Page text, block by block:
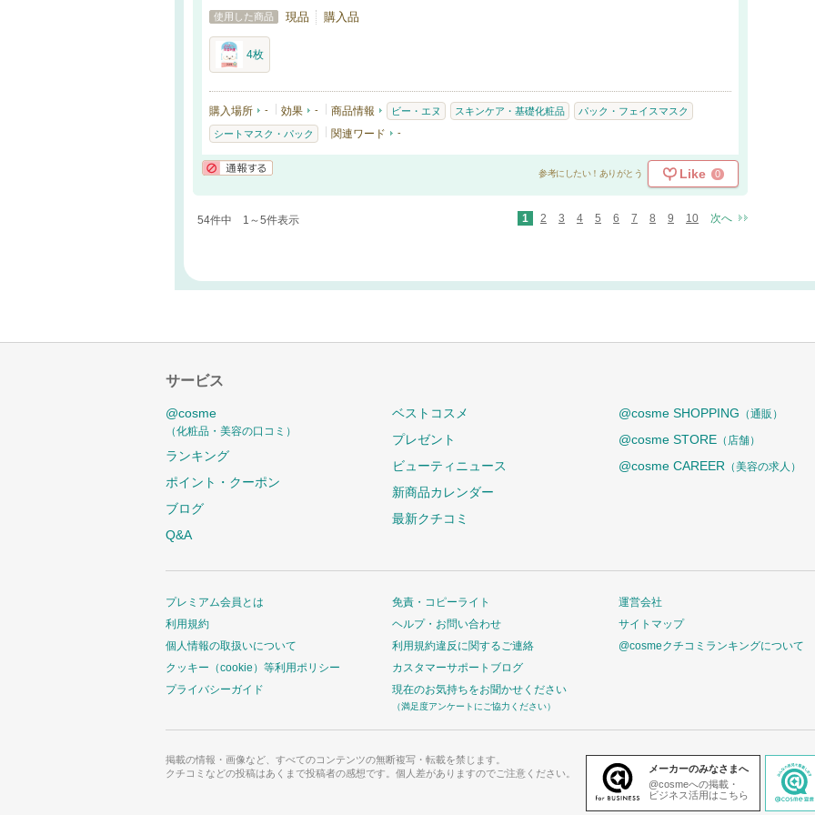
使用した商品 現品 購入品
4枚
購入場所 - 効果 - 商品情報 ビー・エヌ スキンケア・基礎化粧品 パック・フェイスマスク
シートマスク・パック 関連ワード -
参考にしたい！ありがとう Like 0
54件中 1～5件表示 1 2 3 4 5 6 7 8 9 10 次へ
サービス
@cosme
（化粧品・美容の口コミ）
ランキング
ポイント・クーポン
ブログ
Q&A
ベストコスメ
プレゼント
ビューティニュース
新商品カレンダー
最新クチコミ
@cosme SHOPPING （通販）
@cosme STORE （店舗）
@cosme CAREER （美容の求人）
プレミアム会員とは
利用規約
個人情報の取扱いについて
クッキー（cookie）等利用ポリシー
プライバシーガイド
免責・コピーライト
ヘルプ・お問い合わせ
利用規約違反に関するご連絡
カスタマーサポートブログ
現在のお気持ちをお聞かせください
（満足度アンケートにご協力ください）
運営会社
サイトマップ
@cosmeクチコミランキングについて
掲載の情報・画像など、すべてのコンテンツの無断複写・転載を禁じます。
クチコミなどの投稿はあくまで投稿者の感想です。個人差がありますのでご注意ください。
メーカーのみなさまへ
@cosmeへの掲載・
ビジネス活用はこちら